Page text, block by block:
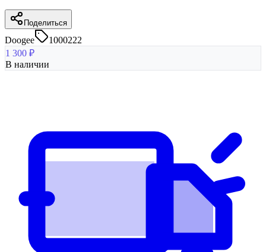
Поделиться
Doogee
1000222
1 300 ₽
В наличии